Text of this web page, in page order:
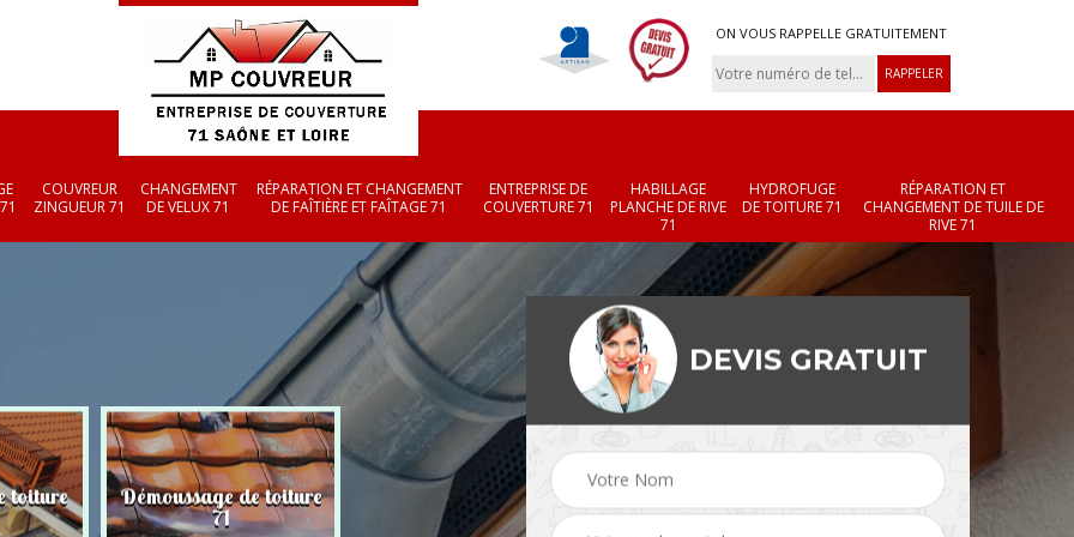
ON VOUS RAPPELLE GRATUITEMENT
COUVREUR
ZINGUEUR 71
CHANGEMENT
DE VELUX 71
RÉPARATION ET CHANGEMENT
DE FAÎTIÈRE ET FAÎTAGE 71
ENTREPRISE DE
COUVERTURE 71
HABILLAGE
PLANCHE DE RIVE
71
HYDROFUGE
DE TOITURE 71
RÉPARATION ET
CHANGEMENT DE TUILE DE
RIVE 71
toiture Démoussage de toiture
71 Couvreur zingueur 71 Changement de velux
71
Réparation et
changement de
et faîtage 71
DEVIS GRATUIT